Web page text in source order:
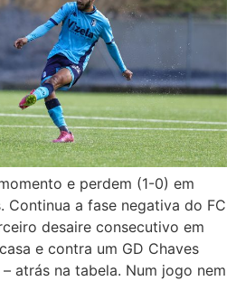
e perdem (1-0) em
Continua a fase negativa do FC
desaire consecutivo em
e contra um GD Chaves
atrás na tabela. Num jogo nem